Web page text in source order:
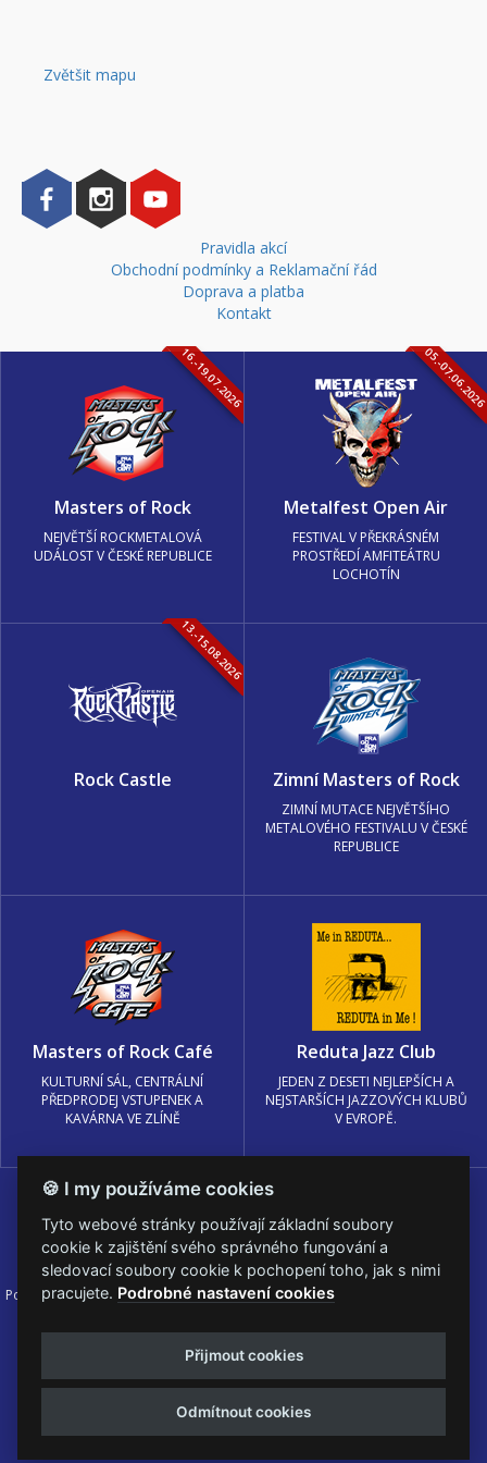
Zvětšit mapu
Pravidla akcí
Obchodní podmínky a Reklamační řád
Doprava a platba
Kontakt
16.-19.07.2026
Masters of Rock
NEJVĚTŠÍ ROCKMETALOVÁ
UDÁLOST V ČESKÉ REPUBLICE
05.-
Metalfest Open Air
FESTIVAL V PŘEKRÁSNÉM
PROSTŘEDÍ AMFITEÁTRU
LOCHOTÍN
13.-15.08.2026
Rock Castle Zimní Masters of Rock
ZIMNÍ MUTACE NEJVĚTŠÍHO
METALOVÉHO FESTIVALU V ČESKÉ
REPUBLICE
Masters of Rock Café
KULTURNÍ SÁL, CENTRÁLNÍ
PŘEDPRODEJ VSTUPENEK A
KAVÁRNA VE ZLÍNĚ
Reduta Jazz Club
JEDEN Z DESETI NEJLEPŠÍCH A
NEJSTARŠÍCH JAZZOVÝCH KLUBŮ
V EVROPĚ.
Podmínky užití 🍪 Změnit nastavení cookies.
© PRAGOKONCERT BOHEMIA, a.s.
Web s
k metalu vytvořila creatia.tech s.r.o. a
Viktor Eyermann
🍪 I my používáme cookies
Tyto webové stránky používají základní soubory
cookie k zajištění svého správného fungování a
sledovací soubory cookie k pochopení toho, jak s nimi
pracujete. Podrobné nastavení cookies
Přijmout cookies
Odmítnout cookies